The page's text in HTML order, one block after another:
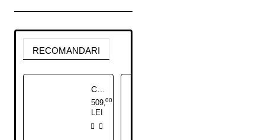
RECOMANDARI
Carucior Aparat Sudura cu Sertare
509 00
LEI